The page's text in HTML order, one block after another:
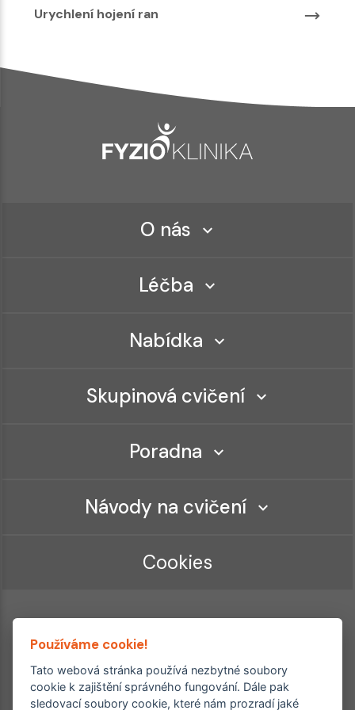
Urychlení hojení ran
O nás
Léčba
Nabídka
Skupinová cvičení
Poradna
Návody na cvičení
Cookies
Ordinace roku
Používáme cookie!
Tato webová stránka používá nezbytné soubory
cookie k zajištění správného fungování. Dále pak
sledovací soubory cookie, které nám prozradí jaké